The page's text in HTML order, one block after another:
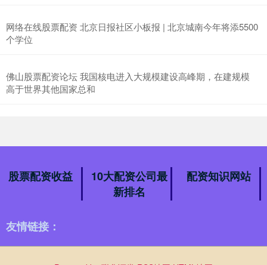
网络在线股票配资 北京日报社区小板报 | 北京城南今年将添5500
个学位
佛山股票配资论坛 我国核电进入大规模建设高峰期，在建规模
高于世界其他国家总和
股票配资收益
10大配资公司最
新排名
配资知识网站
友情链接：